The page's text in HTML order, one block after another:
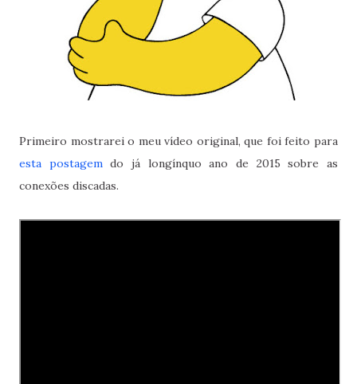
Primeiro mostrarei o meu vídeo original, que foi feito para
esta postagemdo já longínquo ano de 2015 sobre as
conexões discadas.